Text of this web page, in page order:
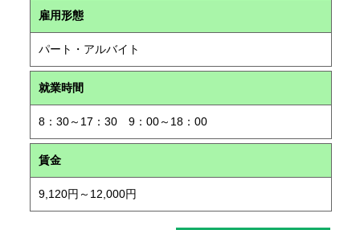
雇用形態
パート・アルバイト
就業時間
8：30～17：30 9：00～18：00
賃金
9,120円～12,000円